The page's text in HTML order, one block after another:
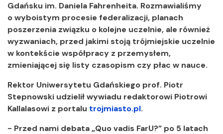
Gdańsku im. Daniela Fahrenheita. Rozmawialiśmy
o wyboistym procesie federalizacji, planach
poszerzenia związku o kolejne uczelnie, ale również
wyzwaniach, przed jakimi stoją trójmiejskie uczelnie
w kontekście współpracy z przemysłem,
zmieniającej się listy czasopism czy płac w nauce.
Rektor Uniwersytetu Gdańskiego prof. Piotr
Stepnowski udzielił wywiadu redaktorowi Piotrowi
Kallalasowi z portalu trojmiasto.pl.
- Przed nami debata „Quo vadis FarU?” po 5 latach